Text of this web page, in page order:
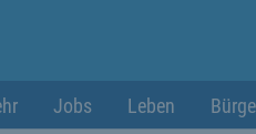
Jobs Leben